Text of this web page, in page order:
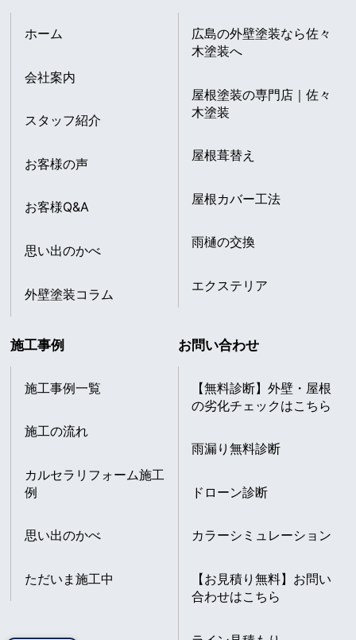
ホーム
会社案内
スタッフ紹介
お客様の声
お客様Q&A
思い出のかべ
外壁塗装コラム
広島の外壁塗装なら佐々
木塗装へ
屋根塗装の専門店｜佐々
木塗装
屋根葺替え
屋根カバー工法
雨樋の交換
エクステリア
施工事例
施工事例一覧
施工の流れ
カルセラリフォーム施工
例
思い出のかべ
ただいま施工中
お問い合わせ
【無料診断】外壁・屋根
の劣化チェックはこちら
雨漏り無料診断
ドローン診断
カラーシミュレーション
【お見積り無料】お問い
合わせはこちら